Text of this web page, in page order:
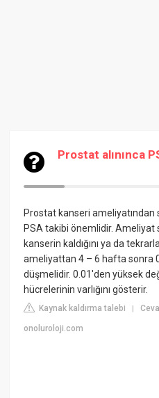
Prostat alınınca
Prostat kanseri ameliyatından
PSA takibi önemlidir. Ameliyat
kanserin kaldığını ya da
ameliyattan 4 – 6 hafta sonra
düşmelidir. 0.01'den yüksek
hücrelerinin varlığını gösterir.
Kaynak kaldırma talebi |
onoluroloji.com